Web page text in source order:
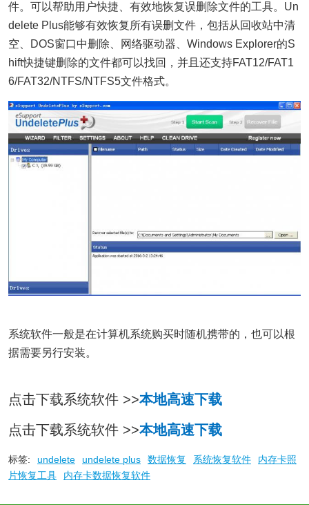
件。可以帮助用户快捷、有效地恢复误删除文件的工具。Un
delete Plus能够有效恢复所有误删文件，包括从回收站中清
空、DOS窗口中删除、网络驱动器、Windows Explorer的S
hift快捷键删除的文件都可以找回，并且还支持FAT12/FAT1
6/FAT32/NTFS/NTFS5文件格式。
系统软件一般是在计算机系统购买时随机携带的，也可以根
据需要另行安装。
点击下载系统软件 >>本地高速下载
点击下载系统软件 >>本地高速下载
标签: undelete undelete plus 数据恢复 系统恢复软件
内存卡照
片恢复工具
内存卡数据恢复软件